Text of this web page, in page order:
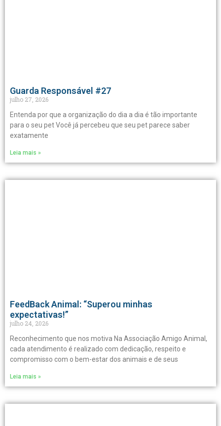
Guarda Responsável #27
julho 27, 2026
Entenda por que a organização do dia a dia é tão importante
para o seu pet Você já percebeu que seu pet parece saber
exatamente
Leia mais »
FeedBack Animal: “Superou minhas
expectativas!”
julho 24, 2026
Reconhecimento que nos motiva Na Associação Amigo Animal,
cada atendimento é realizado com dedicação, respeito e
compromisso com o bem-estar dos animais e de seus
Leia mais »